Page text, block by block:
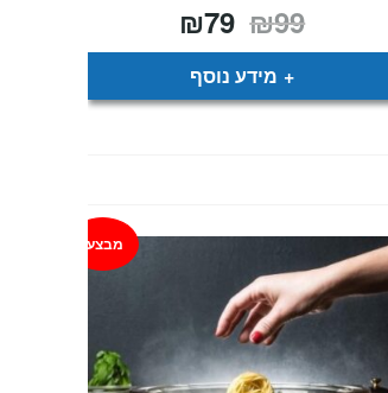
₪99 המחיר
המקורי
היה:
₪79
הוא:
מידע נוסף
מבצע!